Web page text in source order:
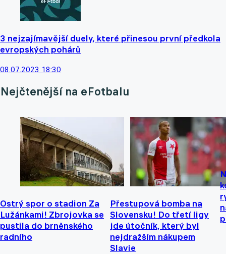
3 nejzajímavější duely, které přinesou první předkola
evropských pohárů
08.07.2023 18:30
Nejčtenější na eFotbalu
Ostrý spor o stadion Za
Lužánkami! Zbrojovka se
pustila do brněnského
radního
Přestupová bomba na
Slovensku! Do třetí ligy
jde útočník, který byl
nejdražším nákupem
Slavie